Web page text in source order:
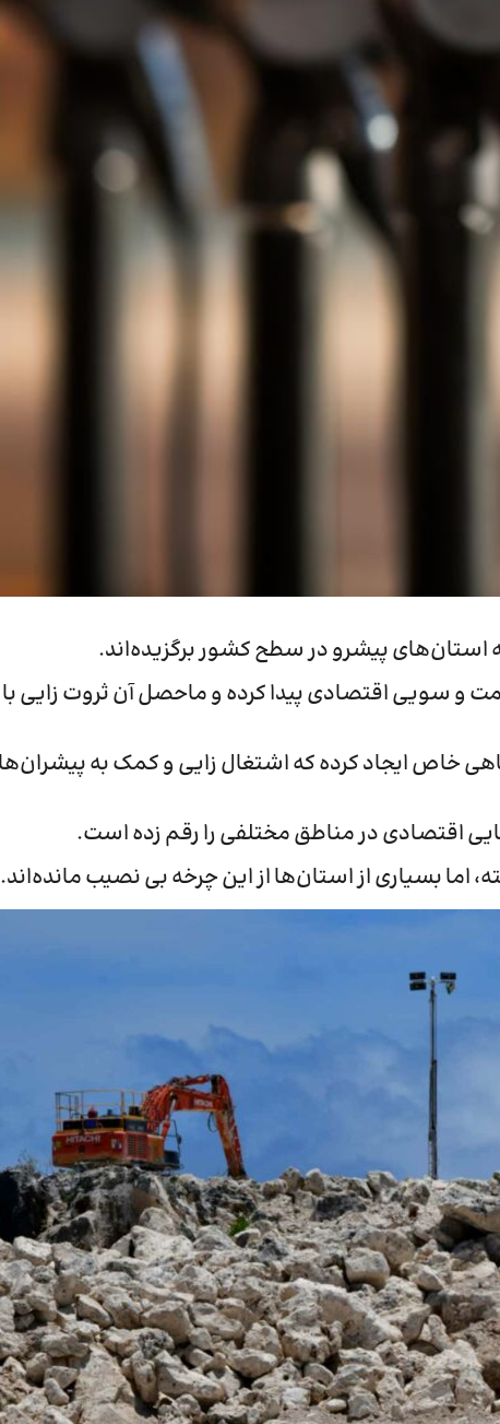
استان‌های پیشرو در سطح کشور برگزیده‌اند.
و سویی اقتصادی پیدا کرده و ماحصل آن ثروت زایی با
خاص ایجاد کرده که اشتغال زایی و کمک به
اقتصادی در مناطق مختلفی را رقم زده است.
بسیاری از استان‌ها از این چرخه بی نصیب مانده‌اند.